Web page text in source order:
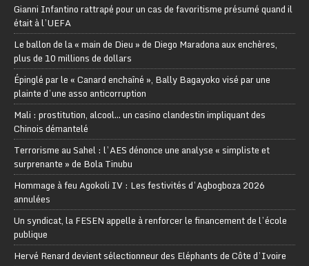
Gianni Infantino rattrapé pour un cas de favoritisme présumé quand il
était à l’UEFA
Le ballon de la « main de Dieu » de Diego Maradona aux enchères,
plus de 10 millions de dollars
Épinglé par le « Canard enchaîné », Bally Bagayoko visé par une
plainte d’une asso anticorruption
Mali : prostitution, alcool… un casino clandestin impliquant des
Chinois démantelé
Terrorisme au Sahel : l’AES dénonce une analyse « simpliste et
surprenante » de Bola Tinubu
Hommage à feu Agokoli IV : Les festivités d’Agbogboza 2026
annulées
Un syndicat, la FESEN appelle à renforcer le financement de l’école
publique
Hervé Renard devient sélectionneur des Eléphants de Côte d’Ivoire